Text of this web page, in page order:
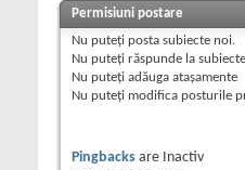
Permisiuni postare
Nu puteţi posta subiecte noi.
Nu puteţi răspunde la subiecte
Nu puteţi adăuga ataşamente
Nu puteţi modifica posturile
Pingbacks are
Inactiv